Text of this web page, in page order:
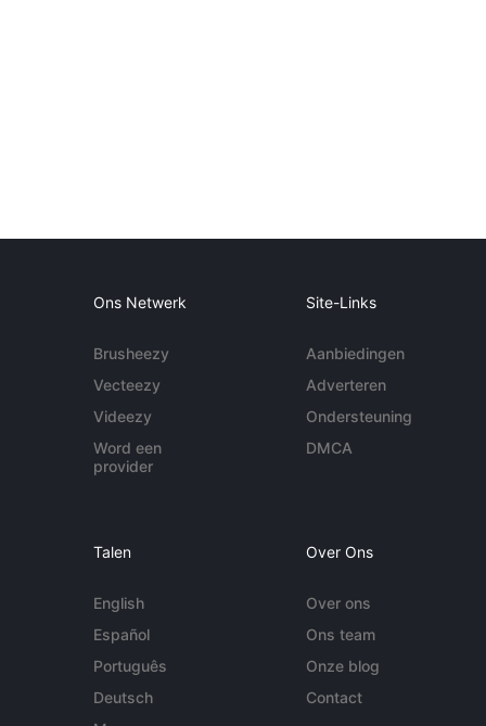
Ons Netwerk
Brusheezy
Vecteezy
Videezy
Word een
provider
Site-Links
Aanbiedingen
Adverteren
Ondersteuning
DMCA
Talen
English
Español
Português
Deutsch
Over Ons
Over ons
Ons team
Onze blog
Contact